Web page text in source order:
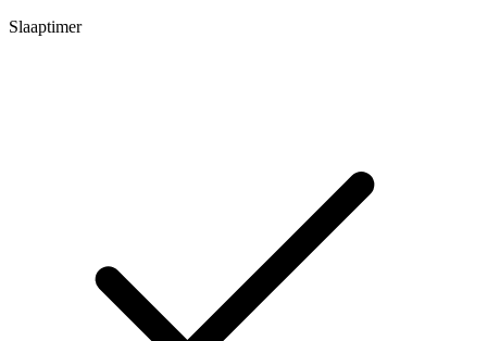
Slaaptimer